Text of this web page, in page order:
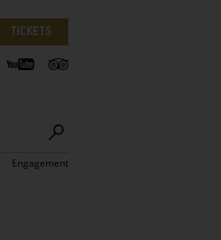
TICKETS
Engagement